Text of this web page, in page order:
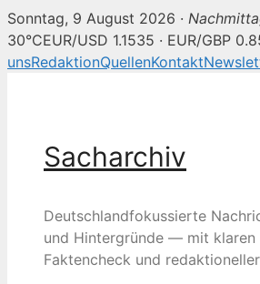
Sonntag, 9 August 2026 ·
30°CEUR/USD 1.1535 · EUR/GBP
unsRedaktionQuellenKontakt
Sacharchiv
Deutschlandfokussierte
und Hintergründe — mit klaren
Faktencheck und